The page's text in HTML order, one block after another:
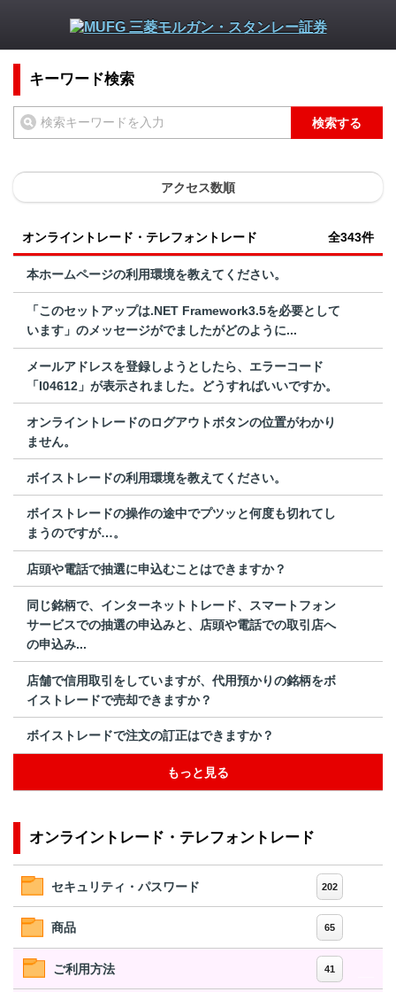
キーワード検索
検索する
アクセス数順
オンライントレード・テレフォントレード 全343件
本ホームページの利用環境を教えてください。
「このセットアップは.NET Framework3.5を必要として
います」のメッセージがでましたがどのように...
メールアドレスを登録しようとしたら、エラーコード
「I04612」が表示されました。どうすればいいですか。
オンライントレードのログアウトボタンの位置がわかり
ません。
ボイストレードの利用環境を教えてください。
ボイストレードの操作の途中でプツッと何度も切れてし
まうのですが…。
店頭や電話で抽選に申込むことはできますか？
同じ銘柄で、インターネットトレード、スマートフォン
サービスでの抽選の申込みと、店頭や電話での取引店へ
の申込み...
店舗で信用取引をしていますが、代用預かりの銘柄をボ
イストレードで売却できますか？
ボイストレードで注文の訂正はできますか？
もっと見る
オンライントレード・テレフォントレード
セキュリティ・パスワード 202
商品 65
ご利用方法 41